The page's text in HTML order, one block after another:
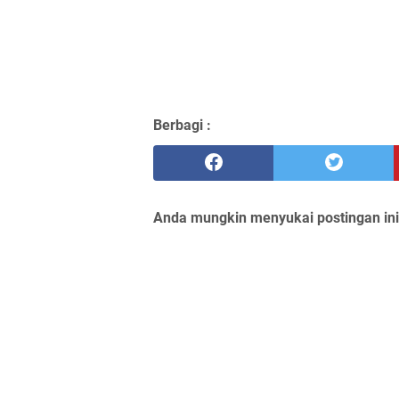
Berbagi :
Anda mungkin menyukai postingan